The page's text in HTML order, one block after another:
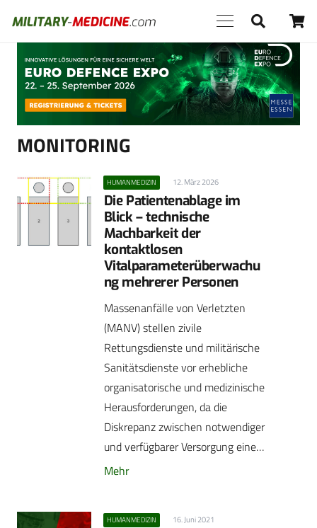
Anzeige
MONITORING
HUMANMEDIZIN 12. März 2026
Die Patientenablage im
Blick – technische
Machbarkeit der
kontaktlosen
Vitalparameterüberwachu
ng mehrerer Personen
Massenanfälle von Verletzten
(MANV) stellen zivile
Rettungsdienste und militärische
Sanitätsdienste vor erhebliche
organisatorische und medizinische
Herausforderungen, da die
Diskrepanz zwischen notwendiger
und verfügbarer Versorgung eine…
Mehr
HUMANMEDIZIN 16. Juni 2021